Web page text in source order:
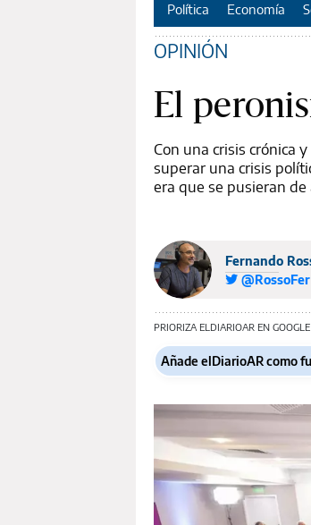
Política Economía
OPINIÓN
El
Con una crisis crónica
superar una crisis
era que se pusieran
Fernando
@RossoFer
PRIORIZA ELDIARIOAR EN GOOGLE
Añade elDiarioAR como